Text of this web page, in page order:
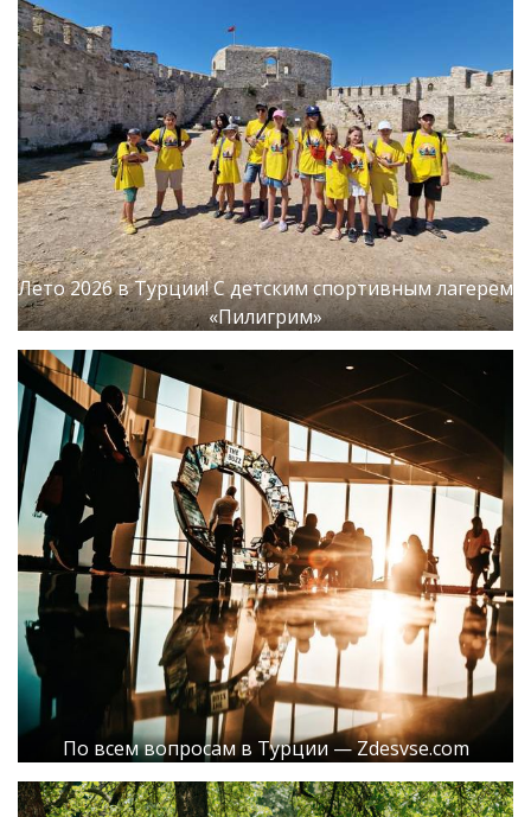
Лето 2026 в Турции! С детским спортивным лагерем
«Пилигрим»
По всем вопросам в Турции — Zdesvse.com